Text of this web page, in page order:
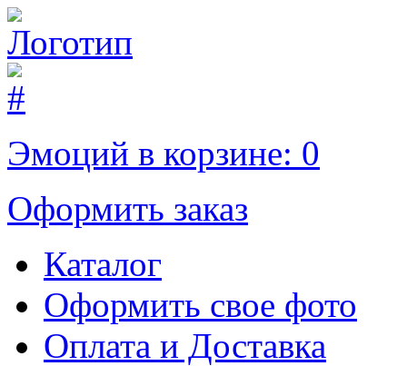
Эмоций в корзине: 0
Оформить заказ
Каталог
Оформить свое фото
Оплата и Доставка